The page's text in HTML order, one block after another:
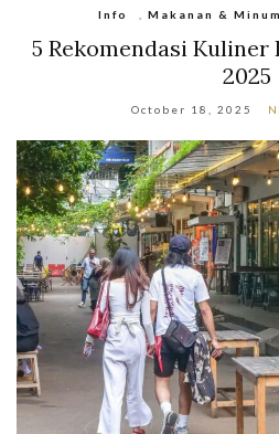
Info Makanan &
5 Rekomendasi
2025
October 18, 2025